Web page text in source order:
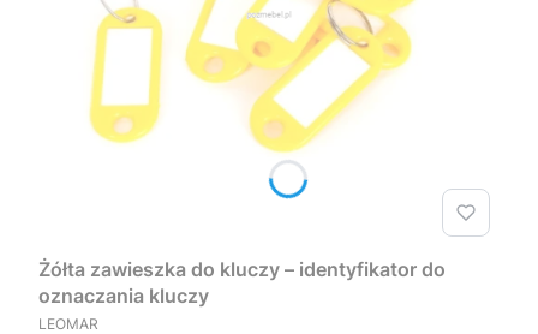
Żółta zawieszka do kluczy – identyfikator do
oznaczania kluczy
PRODUCENT
LEOMAR